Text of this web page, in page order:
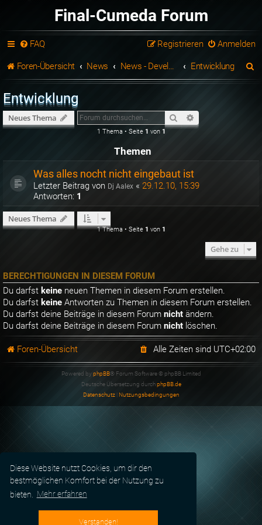
Diese Website nutzt Cookies, um dir den
bestmöglichen Komfort bei der Nutzung zu
bieten.
Mehr erfahren
Verstanden!
Final-Cumeda Forum
FAQ Anmelden
Registrieren
Foren-Übersicht News News - Developement Entwicklung
Entwicklung
Neues Thema Suche
1 Thema • Seite 1 von 1
Themen
Was alles nocht nicht eingebaut ist
Letzter Beitrag von Dj Aalex « 29.12.10, 15:39
Antworten: 1
Neues Thema
1 Thema • Seite 1 von 1
Gehe zu
BERECHTIGUNGEN IN DIESEM FORUM
Du darfst keine neuen Themen in diesem Forum erstellen.
Du darfst keine Antworten zu Themen in diesem Forum erstellen.
Du darfst deine Beiträge in diesem Forum nicht ändern.
Du darfst deine Beiträge in diesem Forum nicht löschen.
Foren-Übersicht Alle Zeiten sind UTC+02:00
Powered byphpBB® Forum Software © phpBB Limited
Deutsche Übersetzung durchphpBB.de
Datenschutz| Nutzungsbedingungen